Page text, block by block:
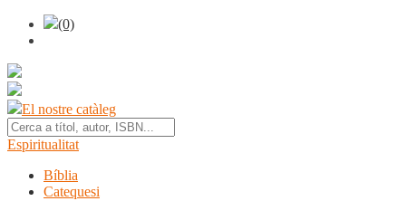
(0)
El nostre catàleg
Espiritualitat
Bíblia
Catequesi